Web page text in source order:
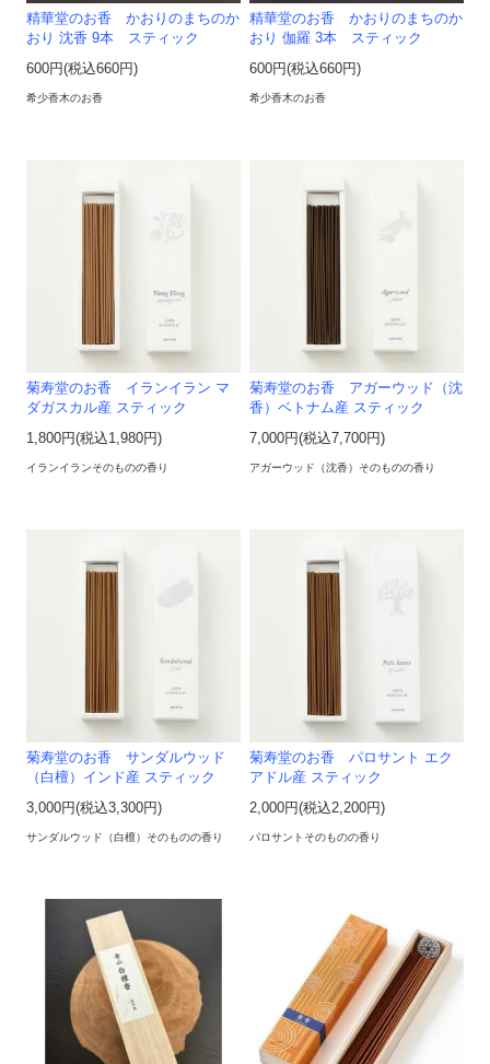
精華堂のお香 かおりのまちのか
おり 沈香 9本 スティック
600円(税込660円)
希少香木のお香
精華堂のお香 かおりのまちのか
おり 伽羅 3本 スティック
600円(税込660円)
希少香木のお香
菊寿堂のお香 イランイラン マ
ダガスカル産 スティック
1,800円(税込1,980円)
イランイランそのものの香り
菊寿堂のお香 アガーウッド（沈
香）ベトナム産 スティック
7,000円(税込7,700円)
アガーウッド（沈香）そのものの香り
菊寿堂のお香 サンダルウッド
（白檀）インド産 スティック
3,000円(税込3,300円)
サンダルウッド（白檀）そのものの香り
菊寿堂のお香 パロサント エク
アドル産 スティック
2,000円(税込2,200円)
パロサントそのものの香り